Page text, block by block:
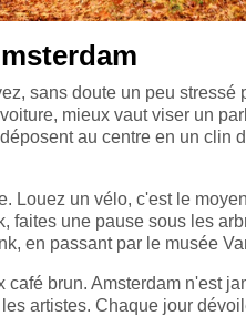
sans doute un peu stressé
mieux vaut viser un
au centre en un clin
Louez un vélo, c'est le
faites une pause sous les
en passant par le musée
brun. Amsterdam n'est
artistes. Chaque jour